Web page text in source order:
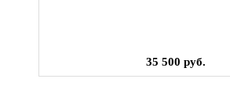
35 500 руб.